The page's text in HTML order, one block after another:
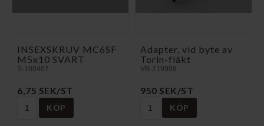
INSEXSKRUV MC6SF
M5x10 SVART
S-100407
6,75 SEK/ST
KÖP
Adapter, vid byte av
Torin-fläkt
VB-219998
950 SEK/ST
KÖP